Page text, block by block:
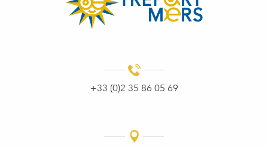
+33 (0)2 35 86 05 69